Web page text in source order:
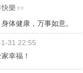
樂
体健康，万事如意。
31 22:55
幸福！